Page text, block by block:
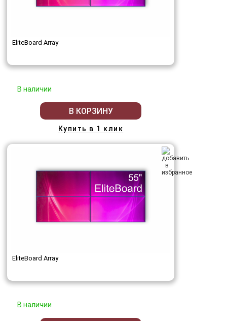
EliteBoard Array
В наличии
В КОРЗИНУ
Купить в 1 клик
EliteBoard Array
В наличии